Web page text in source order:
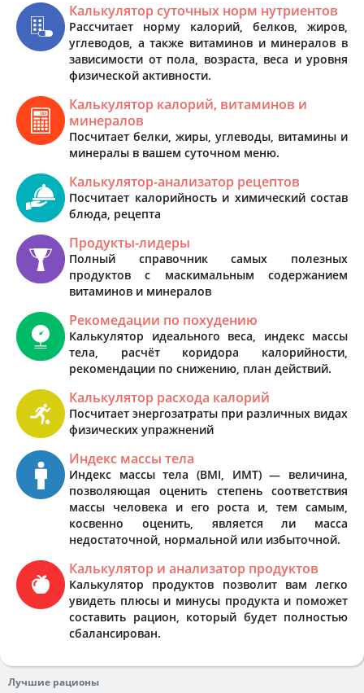
Калькулятор суточных норм нутриентов
Рассчитает норму калорий, белков, жиров,
углеводов, а также витаминов и минералов в
зависимости от пола, возраста, веса и уровня
физической активности.
Калькулятор калорий, витаминов и
минералов
Посчитает белки, жиры, углеводы, витамины и
минералы в вашем суточном меню.
Калькулятор-анализатор рецептов
Посчитает калорийность и химический состав
блюда, рецепта
Продукты-лидеры
Полный справочник самых полезных
продуктов с маскимальным содержанием
витаминов и минералов
Рекомедации по похудению
Калькулятор идеального веса, индекс массы
тела, расчёт коридора калорийности,
рекомендации по снижению, план действий.
Калькулятор расхода калорий
Посчитает энергозатраты при различных видах
физических упражнений
Индекс массы тела
Индекс массы тела (BMI, ИМТ) — величина,
позволяющая оценить степень соответствия
массы человека и его роста и, тем самым,
косвенно оценить, является ли масса
недостаточной, нормальной или избыточной.
Калькулятор и анализатор продуктов
Калькулятор продуктов позволит вам легко
увидеть плюсы и минусы продукта и поможет
составить рацион, который будет полностью
сбалансирован.
Лучшие рационы